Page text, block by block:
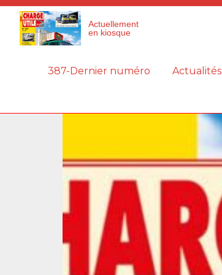
Actuellement
en kiosque
387-Dernier numéro Actualités
Panneau de gestion des cookies